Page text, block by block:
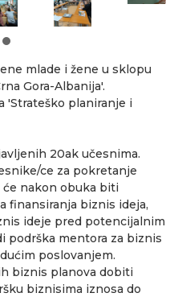
mlade i žene u sklopu
Gora-Albanija'.
'Strateško planiranje i
20ak učesnima.
ce za pokretanje
nakon obuka biti
finansiranja biznis ideja,
ideje pred potencijalnim
podrška mentora za biznis
poslovanjem.
biznis planova dobiti
biznisima iznosa do